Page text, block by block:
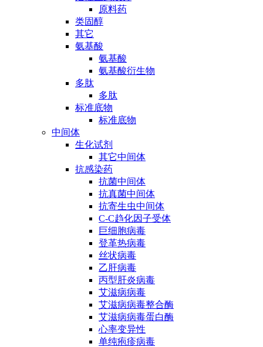
原料药
类固醇
其它
氨基酸
氨基酸
氨基酸衍生物
多肽
多肽
标准底物
标准底物
中间体
生化试剂
其它中间体
抗感染药
抗菌中间体
抗真菌中间体
抗寄生虫中间体
C-C趋化因子受体
巨细胞病毒
登革热病毒
丝状病毒
乙肝病毒
丙型肝炎病毒
艾滋病病毒
艾滋病病毒整合酶
艾滋病病毒蛋白酶
心率变异性
单纯疱疹病毒